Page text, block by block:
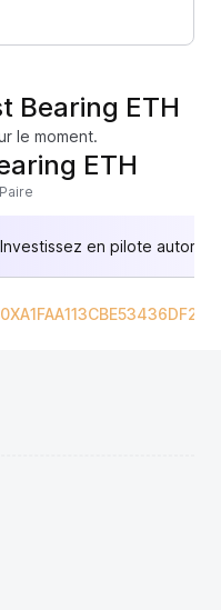
Bearing ETH
le moment.
ETH
Paire
Investissez en pilote